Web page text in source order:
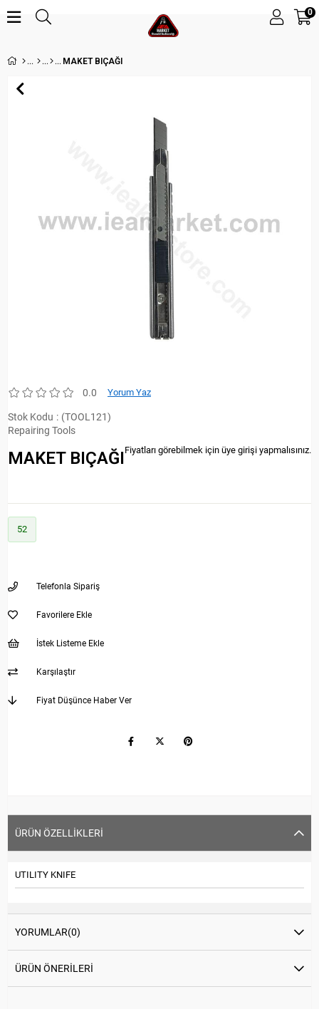
0
MAKET BIÇAĞI
0.0 Yorum Yaz
Stok Kodu
(TOOL121)
Repairing Tools
MAKET BIÇAĞIFiyatları görebilmek için üye girişi yapmalısınız.
52
Telefonla Sipariş
Favorilere Ekle
İstek Listeme Ekle
Karşılaştır
Fiyat Düşünce Haber Ver
ÜRÜN ÖZELLIKLERI
UTILITY KNIFE
YORUMLAR(0)
ÜRÜN ÖNERILERI